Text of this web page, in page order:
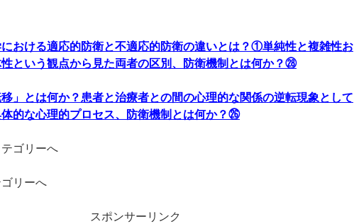
おける適応的防衛と不適応的防衛の違いとは？①単純性と複雑性お
という観点から見た両者の区別、防衛機制とは何か？㉘
移」とは何か？患者と治療者との間の心理的な関係の逆転現象として
的な心理的プロセス、防衛機制とは何か？㉖
ゴリーへ
リーへ
スポンサーリンク